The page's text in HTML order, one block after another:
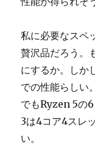
私に必要なスペ
贅沢品だろう。
にするか。しか
での性能らしい
でもRyzen 5の
3は4コア4スレ
い。